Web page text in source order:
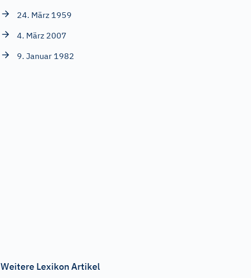
24. März 1959
4. März 2007
9. Januar 1982
Weitere Lexikon Artikel